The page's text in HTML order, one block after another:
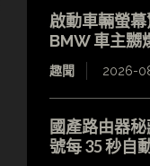
啟動車輛螢
BMW 車主嬲
趣聞 2026-
國產路由器
號每 35 秒自